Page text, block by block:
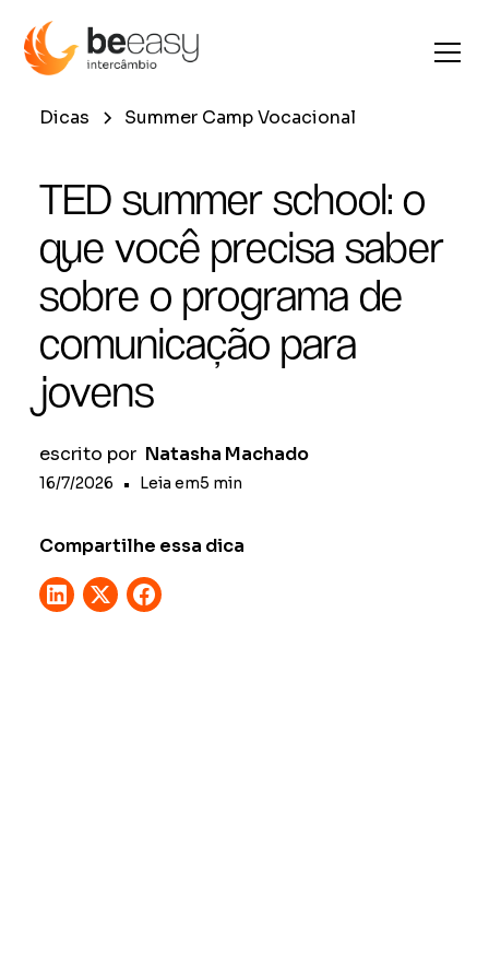
Dicas Summer Camp Vocacional
TED summer school: o
que você precisa saber
sobre o programa de
comunicação para
jovens
escrito por Natasha Machado
16/7/2026 • Leia em5 min
Compartilhe essa dica